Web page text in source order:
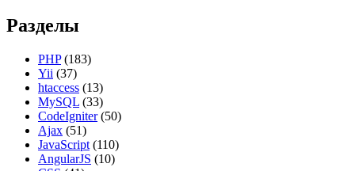
Разделы
PHP(183)
Yii (37)
htaccess (13)
MySQL (33)
CodeIgniter(50)
Ajax (51)
JavaScript (110)
AngularJS (10)